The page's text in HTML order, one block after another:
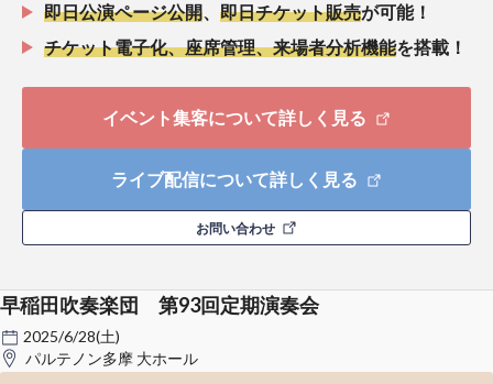
即日公演ページ公開
即日チケット販売が可能！
チケット電子化、座席管理、来場者分析機能を搭載！
イベント集客について詳しく見る
ライブ配信について詳しく見る
お問い合わせ
早稲田吹奏楽団 第93回定期演奏会
2025/6/28(土)
パルテノン多摩 大ホール